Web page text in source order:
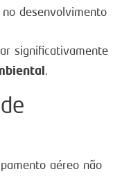
desenvolvimento
significativamente
.
aéreo não